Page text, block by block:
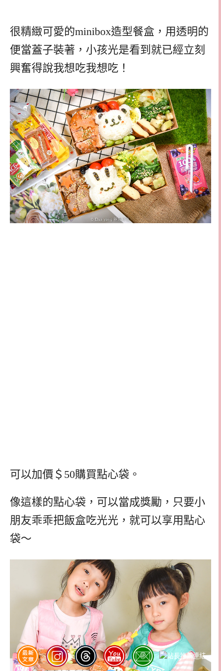
很精緻可愛的minibox造型餐盒，用透明的
便當蓋子裝著，小孩光是看到就已經立刻
興奮得說我想吃我想吃！
可以加價＄50購買點心袋。
像這樣的點心袋，可以當成獎勵，只要小
朋友乖乖把飯盒吃光光，就可以享用點心
袋～